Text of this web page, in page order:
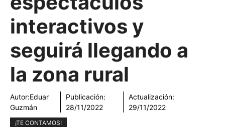
interactivos y
seguirá llegando a
la zona rural
Autor:Eduar
Guzmán
Publicación:
28/11/2022
Actualización:
29/11/2022
¡TE CONTAMOS!